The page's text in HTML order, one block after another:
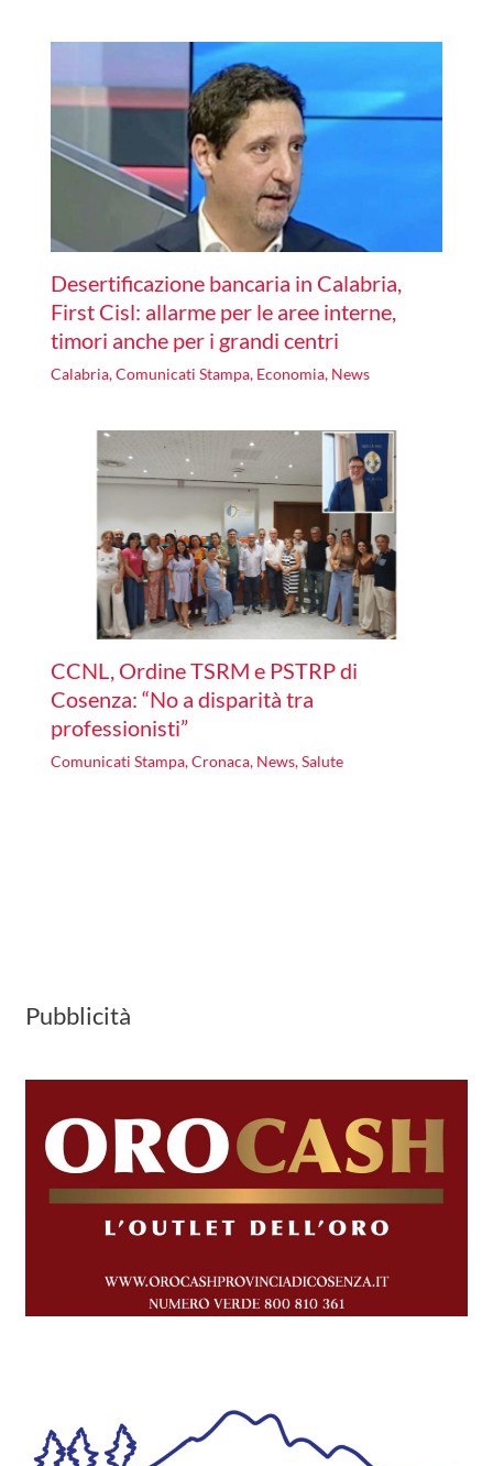
Desertificazione bancaria in Calabria,
First Cisl: allarme per le aree interne,
timori anche per i grandi centri
Calabria,Comunicati Stampa, Economia, News
CCNL, Ordine TSRM e PSTRP di
Cosenza: “No a disparità tra
professionisti”
Comunicati Stampa,Cronaca, News,Salute
Pubblicità